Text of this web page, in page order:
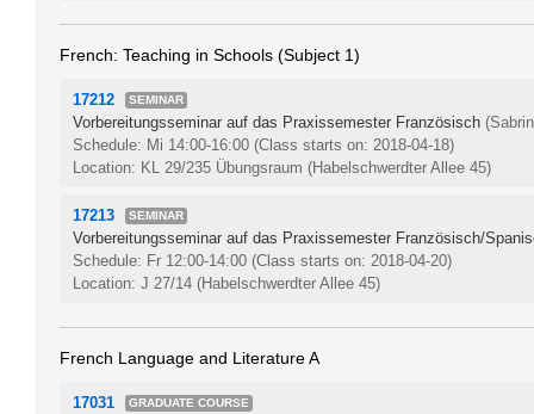
French: Teaching in Schools (Subject 1)
17212 SEMINAR
Vorbereitungsseminar auf das Praxissemester Französisch
Schedule: Mi 14:00-16:00 (Class starts on: 2018-04-18)
Location: KL 29/235 Übungsraum (Habelschwerdter Allee 45)
17213 SEMINAR
Vorbereitungsseminar auf das Praxissemester Französisch/
Schedule: Fr 12:00-14:00 (Class starts on: 2018-04-20)
Location: J 27/14 (Habelschwerdter Allee 45)
French Language and Literature A
17031 GRADUATE COURSE